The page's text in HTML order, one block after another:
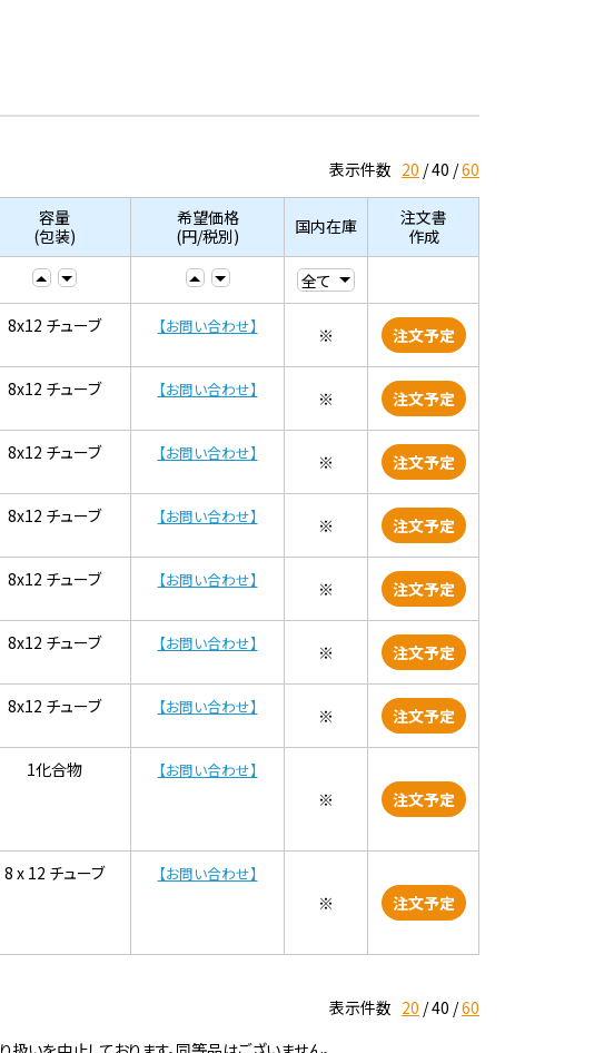
表示件数 20 40 60
容量
(包装)
希望価格
(円/税別)
国内在庫
注文書
作成
8x12 チューブ 【お問い合わせ】 ※ 注文予定
8x12 チューブ 【お問い合わせ】 ※ 注文予定
8x12 チューブ 【お問い合わせ】 ※ 注文予定
8x12 チューブ 【お問い合わせ】 ※ 注文予定
8x12 チューブ 【お問い合わせ】 ※ 注文予定
8x12 チューブ 【お問い合わせ】 ※ 注文予定
8x12 チューブ 【お問い合わせ】 ※ 注文予定
1化合物 【お問い合わせ】
※ 注文予定
8 x 12 チューブ 【お問い合わせ】
※ 注文予定
表示件数 20 40 60